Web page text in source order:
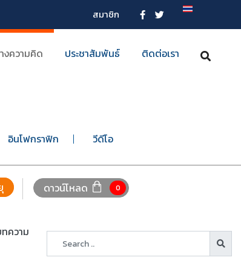
อินโฟกราฟิก วีดีโอ
ดาวน์โหลด 0
สมาชิก
ความคิด ประชาสัมพันธ์ ติดต่อเรา
ความ